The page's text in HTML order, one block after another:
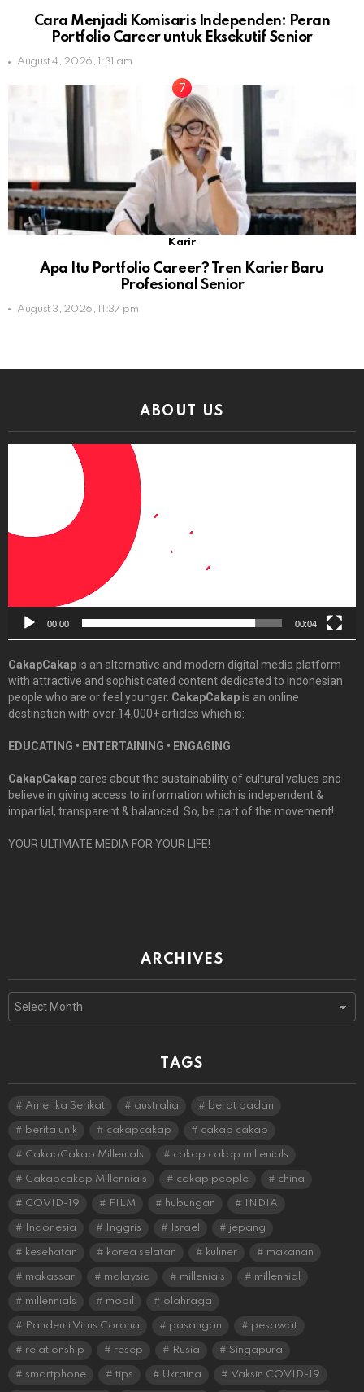
Cara Menjadi Komisaris Independen: Peran
Portfolio Career untuk Eksekutif Senior
August 4, 2026, 1:31 am
Karir
Apa Itu Portfolio Career? Tren Karier Baru
Profesional Senior
August 3, 2026, 11:37 pm
ABOUT US
00:00 00:04
CakapCakapis an alternative and modern digital media platform
with attractive and sophisticated content dedicated to Indonesian
people who are or feel younger. CakapCakapis an online
destination with over 14,000+ articles which is:
EDUCATING • ENTERTAINING • ENGAGING
CakapCakap cares about the sustainability of cultural values and
believe in giving access to information which is independent &
impartial, transparent & balanced. So, be part of the movement!
YOUR ULTIMATE MEDIA FOR YOUR LIFE!
ARCHIVES
TAGS
Amerika Serikat australia berat badan
berita unik cakapcakap cakap cakap
CakapCakap Millenials cakap cakap millenials
Cakapcakap Millennials cakap people china
COVID-19 FILM hubungan INDIA
Indonesia Inggris Israel jepang
kesehatan korea selatan kuliner makanan
makassar malaysia millenials millennial
millennials mobil olahraga
Pandemi Virus Corona pasangan pesawat
relationship resep Rusia Singapura
smartphone tips Ukraina Vaksin COVID-19